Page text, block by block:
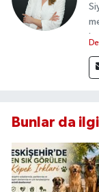
Bunlar da